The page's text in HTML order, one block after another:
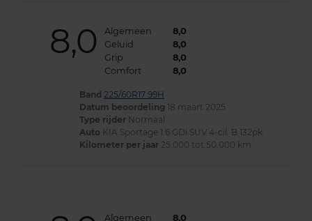
8,0 Algemeen
8,0
Geluid
8,0
Grip
8,0
Comfort
8,0
Band 225/60R17 99H
Datum beoordeling 18 maart 2025
Type rijder Normaal
Auto KIA Sportage 1.6 GDi SUV 4-cil. B 132pk
Kilometer per jaar 25.000 tot 50.000 km
Algemeen
8,0